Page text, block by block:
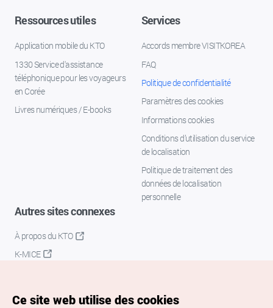
Ressources utiles
Application mobile du KTO
1330 Service d'assistance
téléphonique pour les voyageurs
en Corée
Livres numériques / E-books
Services
Accords membre VISITKOREA
FAQ
Politique de confidentialité
Paramètres des cookies
Informations cookies
Conditions d’utilisation du service
de localisation
Politique de traitement des
données de localisation
personnelle
Autres sites connexes
À propos du KTO
K-MICE
Ce site web utilise des cookies